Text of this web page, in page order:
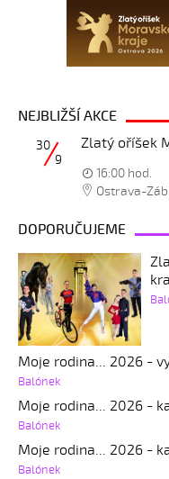
NEJBLIŽŠÍ AKCE
Zlatý oříšek
30
9
16:00 hod.
Ostrava-
DOPORUČUJEME
Moje rodina... 2026 -
Balónek
Moje rodina... 2026 -
Balónek
Moje rodina... 2026 -
Balónek